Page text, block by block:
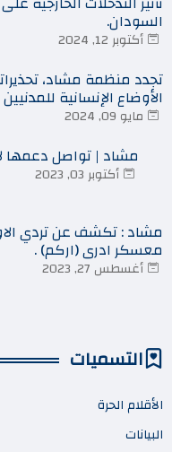
السودان.
أكتوبر 12, 2024
تجدد منظمة مشاد،
الأوضاع الإنسانية
السودان
مايو 09, 2024
مشاد | تواصل دعمها
أكتوبر 03, 2023
مشاد : تكشف عن تردي
معسكر ادري (اركم) .
أغسطس 27, 2023
التسميات
الأقلام الحرة
البيانات